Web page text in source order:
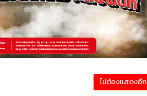
ขนาด 1 1/2"ฟ้า ท่อน้ำไทย
ไม่ต้องแสดงอีก